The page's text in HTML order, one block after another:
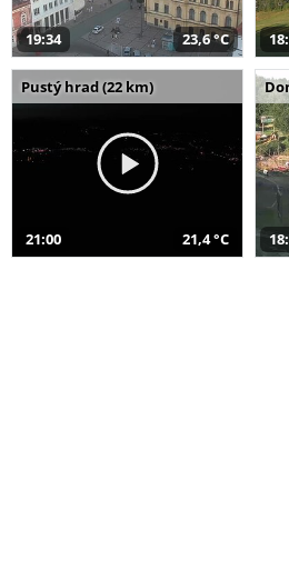
19:34 23,6 °C
Pustý hrad (22 km)
21:00 21,4 °C